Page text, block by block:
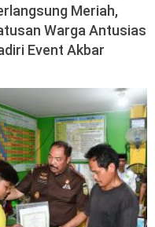
Meriah,
Warga Antusias
Event Akbar